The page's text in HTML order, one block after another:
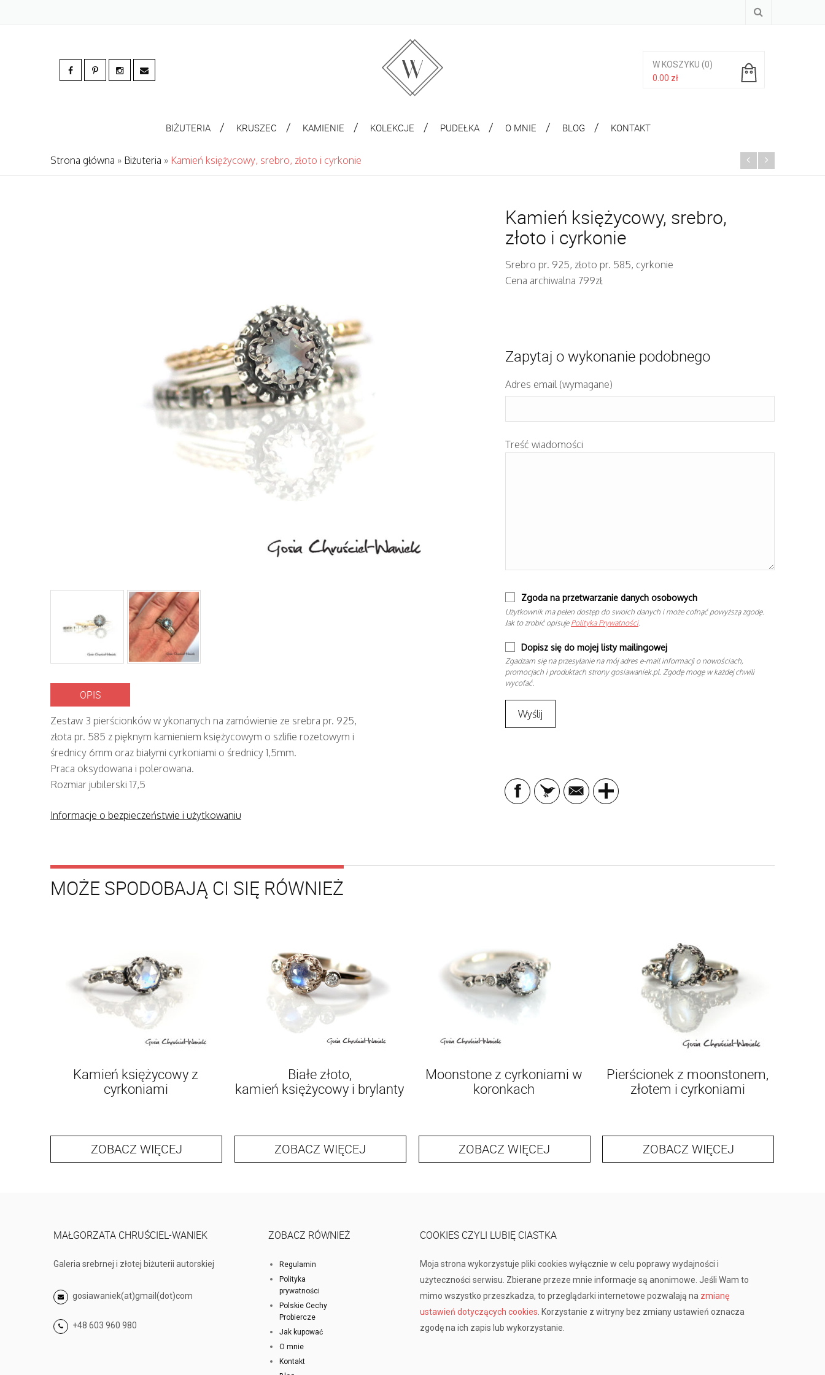
W KOSZYKU (0)
0.00 zł
BIŻUTERIA KRUSZEC KAMIENIE KOLEKCJE PUDEŁKA O MNIE BLOG KONTAKT
Strona główna » Biżuteria » Kamień księżycowy, srebro, złoto i cyrkonie
OPIS
Zestaw 3 pierścionków w ykonanych na zamówienie ze srebra pr. 925,
złota pr. 585 z pięknym kamieniem księżycowym o szlifie rozetowym i
średnicy 6mm oraz białymi cyrkoniami o średnicy 1,5mm.
Praca oksydowana i polerowana.
Rozmiar jubilerski 17,5
Informacje o bezpieczeństwie i użytkowaniu
Kamień księżycowy, srebro,
złoto i cyrkonie
Srebro pr. 925, złoto pr. 585, cyrkonie
Cena archiwalna 799zł
Zapytaj o wykonanie podobnego
Adres email (wymagane)
Treść wiadomości
Zgoda na przetwarzanie danych osobowych
Użytkownik ma pełen dostęp do swoich danych i może cofnąć powyższą zgodę.
Jak to zrobić opisuje Polityka Prywatności.
Dopisz się do mojej listy mailingowej
Zgadzam się na przesyłanie na mój adres e-mail informacji o nowościach,
promocjach i produktach strony gosiawaniek.pl. Zgodę mogę w każdej chwili
wycofać.
MOŻE SPODOBAJĄ CI SIĘ RÓWNIEŻ
Kamień księżycowy z
cyrkoniami
ZOBACZ WIĘCEJ
Białe złoto,
kamień księżycowy i brylanty
ZOBACZ WIĘCEJ
Moonstone z cyrkoniami w
koronkach
ZOBACZ WIĘCEJ
Pierścionek z moonstonem,
złotem i cyrkoniami
ZOBACZ WIĘCEJ
MAŁGORZATA CHRUŚCIEL-WANIEK
Galeria srebrnej i złotej biżuterii autorskiej
gosiawaniek(at)gmail(dot)com
+48 603 960 980
ZOBACZ RÓWNIEŻ
Regulamin
Polityka
prywatności
Polskie Cechy
Probiercze
Jak kupować
O mnie
Kontakt
COOKIES CZYLI LUBIĘ CIASTKA
Moja strona wykorzystuje pliki cookies wyłącznie w celu poprawy wydajności i
użyteczności serwisu. Zbierane przeze mnie informacje są anonimowe. Jeśli Wam to
mimo wszystko przeszkadza, to przeglądarki internetowe pozwalają na zmianę
ustawień dotyczących cookies . Korzystanie z witryny bez zmiany ustawień oznacza
zgodę na ich zapis lub wykorzystanie.